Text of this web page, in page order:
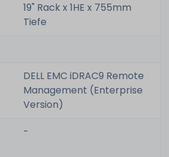
19" Rack x 1HE x 755mm
Tiefe
DELL EMC iDRAC9 Remote
Management (Enterprise
Version)
-